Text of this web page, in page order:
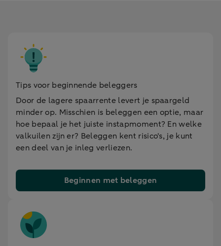
Tips voor beginnende beleggers
Door de lagere spaarrente levert je spaargeld
minder op. Misschien is beleggen een optie, maar
hoe bepaal je het juiste instapmoment? En welke
valkuilen zijn er? Beleggen kent risico's, je kunt
een deel van je inleg verliezen.
Beginnen met beleggen